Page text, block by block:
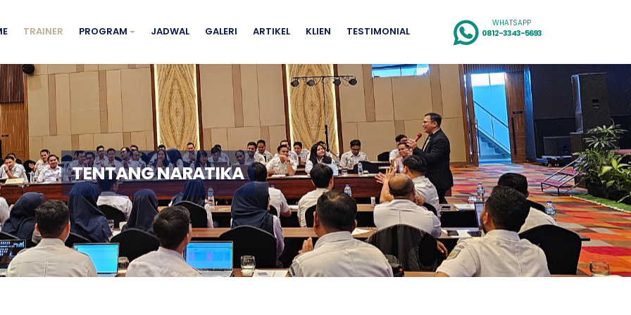
TRAINER PROGRAM JADWAL GALERI ARTIKEL KLIEN TESTIMONIAL
WHATSAPP
0812-3343-5693
TENTANG NARATIKA